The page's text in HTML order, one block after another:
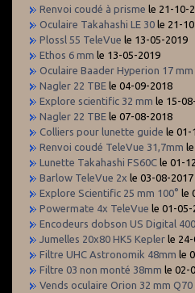
Renvoi coudé à prisme le 21-10-
Oculaire Takahashi LE 30 le 21-
Plossl 55 TeleVue le 13-05-2019
Ethos 6 mm le 13-05-2019
Oculaire Baader Hyperion 17 mm
Nagler 22 TBE le 04-09-2018
Explore scientific 32 mm le 15-
Nagler 22 TBE le 07-08-2018
Colliers pour lunette guide le 01-
Renvoi coudé TeleVue 31,7mm
Lunette Takahashi FS60C le 01-
Barlow TeleVue 2x le 03-08-2017
Explore Scientific 25 mm 100° le
Powermate 4x TeleVue le 01-05-
Encodeurs dobson US Digital
Jumelles 20x80 HK5 Kepler le
Filtre UHC Astronomik 48mm le
Filtre 03 non monté 38mm le 02-
Vends oculaire Orion 32 mm Q70